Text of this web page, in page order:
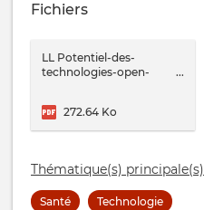
Fichiers
LL Potentiel-des-
technologies-open-
272.64 Ko
Thématique(s) principale(s)
Santé Technologie